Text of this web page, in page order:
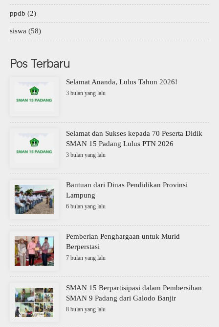
ppdb (2)
siswa (58)
Pos Terbaru
Selamat Ananda, Lulus Tahun 2026!
3 bulan yang lalu
Selamat dan Sukses kepada 70 Peserta Didik
SMAN 15 Padang Lulus PTN 2026
3 bulan yang lalu
Bantuan dari Dinas Pendidikan Provinsi
Lampung
6 bulan yang lalu
Pemberian Penghargaan untuk Murid
Berperstasi
7 bulan yang lalu
SMAN 15 Berpartisipasi dalam Pembersihan
SMAN 9 Padang dari Galodo Banjir
8 bulan yang lalu